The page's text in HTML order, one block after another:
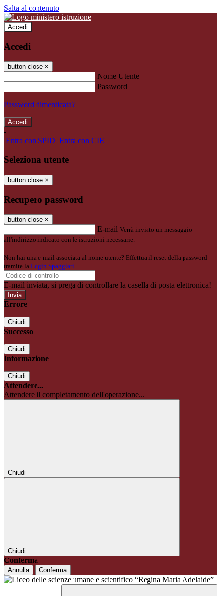
Salta al contenuto
Accedi
Accedi
button close ×
Nome Utente
Password
Password dimenticata?
-
Entra con SPID Entra con CIE
Seleziona utente
button close ×
Recupero password
button close ×
E-mail Verrà inviato un messaggio
all'indirizzo indicato con le istruzioni necessarie.
Non hai una e-mail associata al nome utente? Effettua il reset della password
tramite la Login Spaggiari
E-mail inviata, si prega di controllare la casella di posta elettronica!
Errore
Chiudi
Successo
Chiudi
Informazione
Chiudi
Attendere...
Attendere il completamento dell'operazione...
Chiudi
Chiudi
Conferma
Annulla Conferma